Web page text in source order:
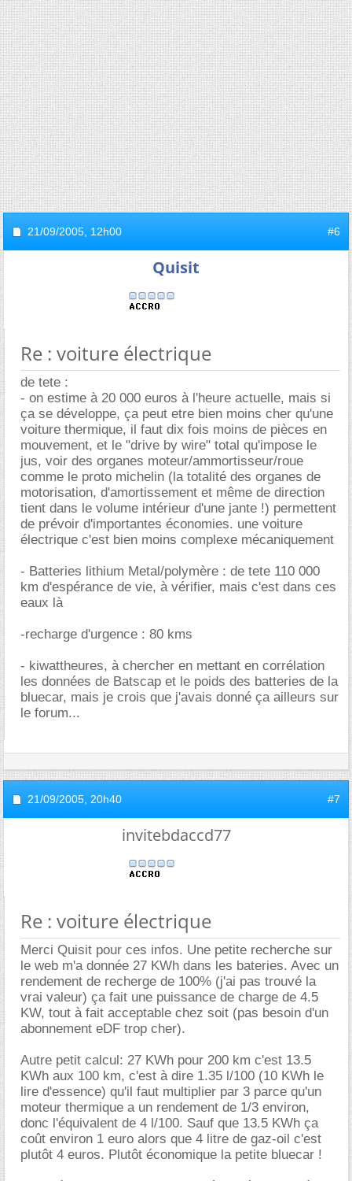
21/09/2005, 12h00 #6
Quisit
Re : voiture électrique
de tete :
- on estime à 20 000 euros à l'heure actuelle, mais si
ça se développe, ça peut etre bien moins cher qu'une
voiture thermique, il faut dix fois moins de pièces en
mouvement, et le "drive by wire" total qu'impose le
jus, voir des organes moteur/ammortisseur/roue
comme le proto michelin (la totalité des organes de
motorisation, d'amortissement et même de direction
tient dans le volume intérieur d'une jante !) permettent
de prévoir d'importantes économies. une voiture
électrique c'est bien moins complexe mécaniquement
- Batteries lithium Metal/polymère : de tete 110 000
km d'espérance de vie, à vérifier, mais c'est dans ces
eaux là
-recharge d'urgence : 80 kms
- kiwattheures, à chercher en mettant en corrélation
les données de Batscap et le poids des batteries de la
bluecar, mais je crois que j'avais donné ça ailleurs sur
le forum...
21/09/2005, 20h40 #7
invitebdaccd77
Re : voiture électrique
Merci Quisit pour ces infos. Une petite recherche sur
le web m'a donnée 27 KWh dans les bateries. Avec un
rendement de recherge de 100% (j'ai pas trouvé la
vrai valeur) ça fait une puissance de charge de 4.5
KW, tout à fait acceptable chez soit (pas besoin d'un
abonnement eDF trop cher).
Autre petit calcul: 27 KWh pour 200 km c'est 13.5
KWh aux 100 km, c'est à dire 1.35 l/100 (10 KWh le
lire d'essence) qu'il faut multiplier par 3 parce qu'un
moteur thermique a un rendement de 1/3 environ,
donc l'équivalent de 4 l/100. Sauf que 13.5 KWh ça
coût environ 1 euro alors que 4 litre de gaz-oil c'est
plutôt 4 euros. Plutôt économique la petite bluecar !